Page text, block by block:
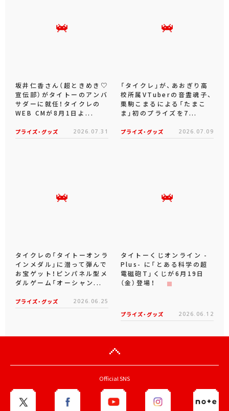
坂井仁香さん（超ときめき♡
宣伝部）がタイトーのアンバ
サダーに就任！タイクレの
WEB CMが8月1日よ...
プライズ・グッズ 2026.07.31
「タイクレ」が、あおぎり高
校所属VTuberの音霊魂子、
栗駒こまるによる「たまこ
ま」初のプライズを7...
プライズ・グッズ 2026.07.09
タイクレの「タイトーオンラ
インメダル」に潜って弾んで
お宝ゲット！ピンパネル型メ
ダルゲーム「オーシャン...
プライズ・グッズ 2026.06.25
タイトーくじオンライン -
Plus- に「とある科学の超
電磁砲T」くじが6月19日
（金）登場！
プライズ・グッズ 2026.06.12
Official SNS